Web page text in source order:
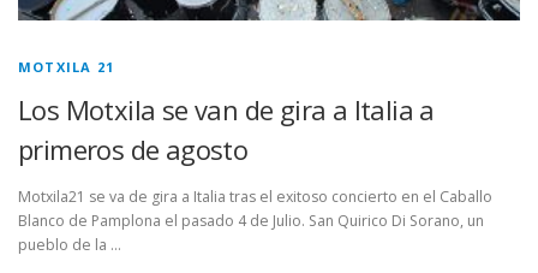
MOTXILA 21
Los Motxila se van de gira a Italia a
primeros de agosto
Motxila21 se va de gira a Italia tras el exitoso concierto en el Caballo
Blanco de Pamplona el pasado 4 de Julio. San Quirico Di Sorano, un
pueblo de la …